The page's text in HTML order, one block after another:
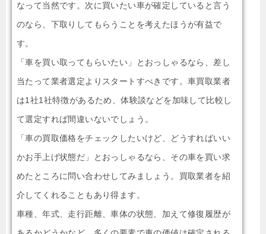
なって当然です。次に買いたい車が確定していると言う
のなら、下取りしてもらうことを考えたほうが有益で
す。
「車を買い取ってもらいたい」とおっしゃるなら、差し
当たって業者選定よりスタートすべきです。車買取業者
は1社1社特徴があるため、体験談などを加味して比較し
て選定すれば間違いないでしょう。
「車の買取価格をチェックしたいけど、どうすればいい
かお手上げ状態だ」とおっしゃるなら、その車を買い求
めたところに問い合わせしてみましょう。買取業者を紹
介してくれることもあり得ます。
車種、年式、走行距離、車体の状態、加えて修復履歴が